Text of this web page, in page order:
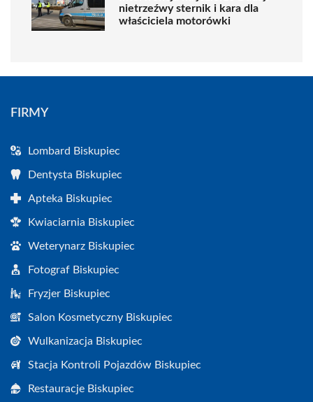
nietrzeźwy sternik i kara dla
właściciela motorówki
FIRMY
Lombard Biskupiec
Dentysta Biskupiec
Apteka Biskupiec
Kwiaciarnia Biskupiec
Weterynarz Biskupiec
Fotograf Biskupiec
Fryzjer Biskupiec
Salon Kosmetyczny Biskupiec
Wulkanizacja Biskupiec
Stacja Kontroli Pojazdów Biskupiec
Restauracje Biskupiec